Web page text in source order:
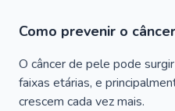
Como prevenir o
O câncer de pele pode
faixas etárias, e
crescem cada vez mais.